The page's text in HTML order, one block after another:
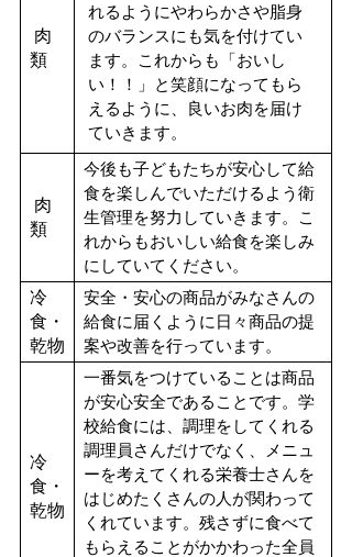
肉
類
れるようにやわらかさや脂身
のバランスにも気を付けてい
ます。
これからも「おいし
い！！」と笑顔になってもら
えるように、良いお肉を届け
ていきます。
肉
類
今後も子どもたちが安心して給
食を楽しんでいただけるよう衛
生管理を努力していきます。こ
れからもおいしい給食を楽しみ
にしていてください。
冷
食・
乾物
安全・安心の商品がみなさんの
給食に届くように日々商品の提
案や改善を行っています。
冷
食・
乾物
一番気をつけていることは商品
が安心安全であることです。学
校給食には、調理をしてくれる
調理員さんだけでなく、メニュ
ーを考えてくれる栄養士さんを
はじめたくさんの人が関わって
くれています。残さずに食べて
もらえることがかかわった全員